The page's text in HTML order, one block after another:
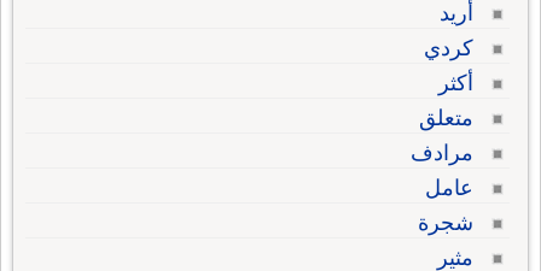
أريد
كردي
أكثر
متعلق
مرادف
عامل
شجرة
مثير